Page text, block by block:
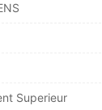
Superieur